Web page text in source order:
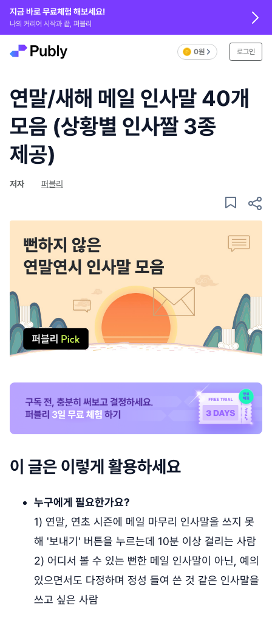
지금 바로 무료체험 해보세요!
나의 커리어 시작과 끝, 퍼블리
0원 로그인
연말/새해 메일 인사말 40개
모음 (상황별 인사짤 3종
제공)
저자 퍼블리
이 글은 이렇게 활용하세요
누구에게 필요한가요?
1) 연말, 연초 시즌에 메일 마무리 인사말을 쓰지 못
해 '보내기' 버튼을 누르는데 10분 이상 걸리는 사람
2) 어디서 볼 수 있는 뻔한 메일 인사말이 아닌, 예의
있으면서도 다정하며 정성 들여 쓴 것 같은 인사말을
쓰고 싶은 사람